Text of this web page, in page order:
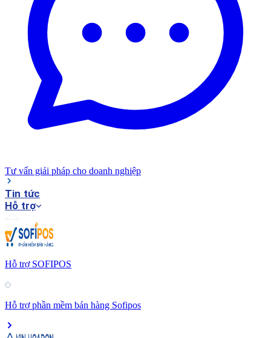
Tư vấn giải pháp cho doanh nghiệp
Tin tức
Hỗ trợ
Hỗ trợ SOFIPOS
Hỗ trợ phần mềm bán hàng Sofipos